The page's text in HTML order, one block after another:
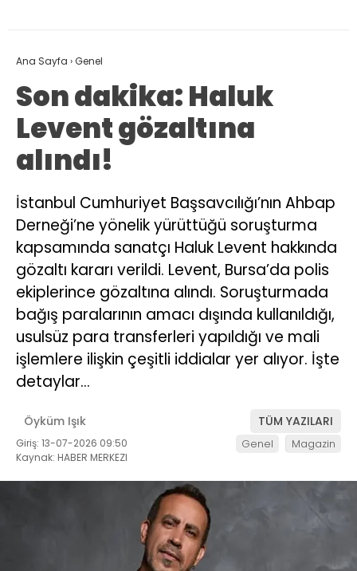
Ana Sayfa ›Genel
Son dakika: Haluk
Levent gözaltına
alındı!
İstanbul Cumhuriyet Başsavcılığı’nın Ahbap
Derneği’ne yönelik yürüttüğü soruşturma
kapsamında sanatçı Haluk Levent hakkında
gözaltı kararı verildi. Levent, Bursa’da polis
ekiplerince gözaltına alındı. Soruşturmada
bağış paralarının amacı dışında kullanıldığı,
usulsüz para transferleri yapıldığı ve mali
işlemlere ilişkin çeşitli iddialar yer alıyor. İşte
detaylar…
Öyküm Işık TÜM YAZILARI
Giriş: 13-07-2026 09:50
Kaynak: HABER MERKEZI
Genel Magazin